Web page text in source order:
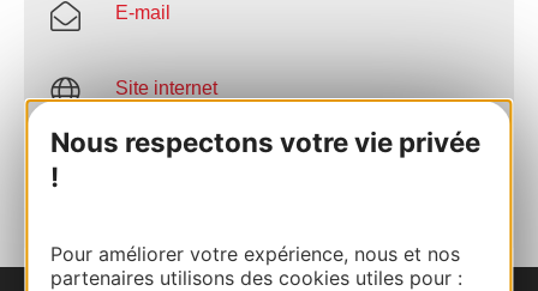
Nous respectons votre vie privée
!
Pour améliorer votre expérience, nous et nos
partenaires utilisons des cookies utiles pour :
E-mail
Site internet
AJOUTER